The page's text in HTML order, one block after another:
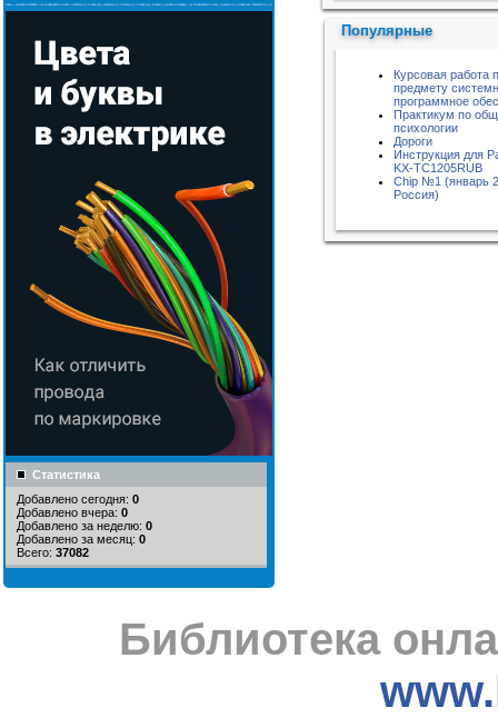
Статистика
Добавлено сегодня: 0
Добавлено вчера: 0
Добавлено за неделю: 0
Добавлено за месяц: 0
Всего: 37082
Популярные
Курсовая работа
предмету
программное
Практикум по
психологии
Дороги
Инструкция для
KX-TC1205RUB
Chip №1 (январь
Россия)
Библиотека